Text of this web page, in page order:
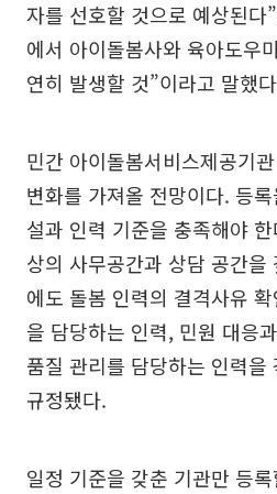
자를 선호할 것으로 예상된다
에서 아이돌봄사와 육아도우
연히 발생할 것”이라고 말했
민간 아이돌봄서비스제공기
변화를 가져올 전망이다. 등
설과 인력 기준을 충족해야
상의 사무공간과 상담 공간을
에도 돌봄 인력의 결격사유
을 담당하는 인력, 민원 대응
품질 관리를 담당하는 인력을
규정됐다.
일정 기준을 갖춘 기관만 등